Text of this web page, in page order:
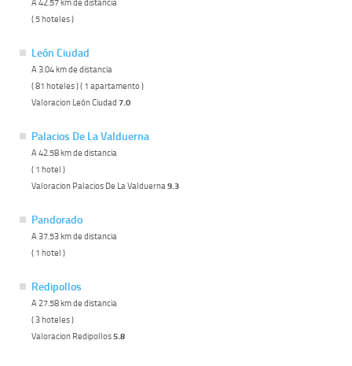
( 5 hoteles )
León Ciudad
A 3.04 km de distancia
( 81 hoteles ) ( 1 apartamento )
Valoracion León Ciudad 7.0
Palacios De La Valduerna
A 42.58 km de distancia
( 1 hotel )
Valoracion Palacios De La Valduerna 9.3
Pandorado
A 37.53 km de distancia
( 1 hotel )
Redipollos
A 27.58 km de distancia
( 3 hoteles )
Valoracion Redipollos5.8